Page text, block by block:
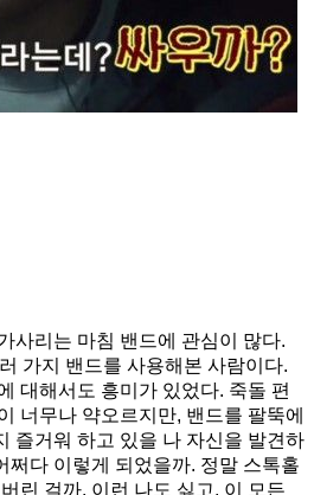
사리는 마침 밴드에 관심이 많다.
가지 밴드를 사용해본 사람이다.
대해서도 흥미가 있었다. 죽돌 편
너무나 약오르지만, 밴드를 팔뚝에
즐거워 하고 있을 나 자신을 발견하
쩌다 이렇게 되었을까. 정말 스톡홀
린 걸까. 이런 나도 싫고, 이 모든